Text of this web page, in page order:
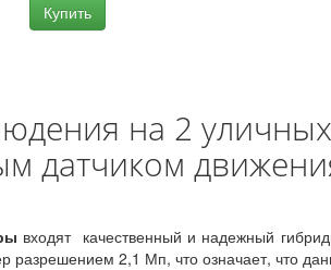
Купить
на 2
датчиком
входят качественный и надежный г
разрешением 2,1 Мп, что означает, что